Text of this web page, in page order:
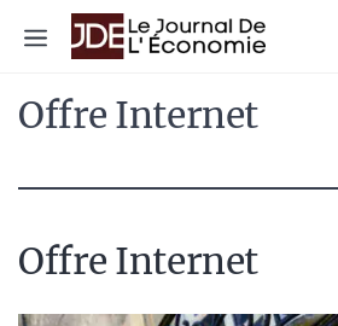
Menu
Offre Internet
Offre Internet